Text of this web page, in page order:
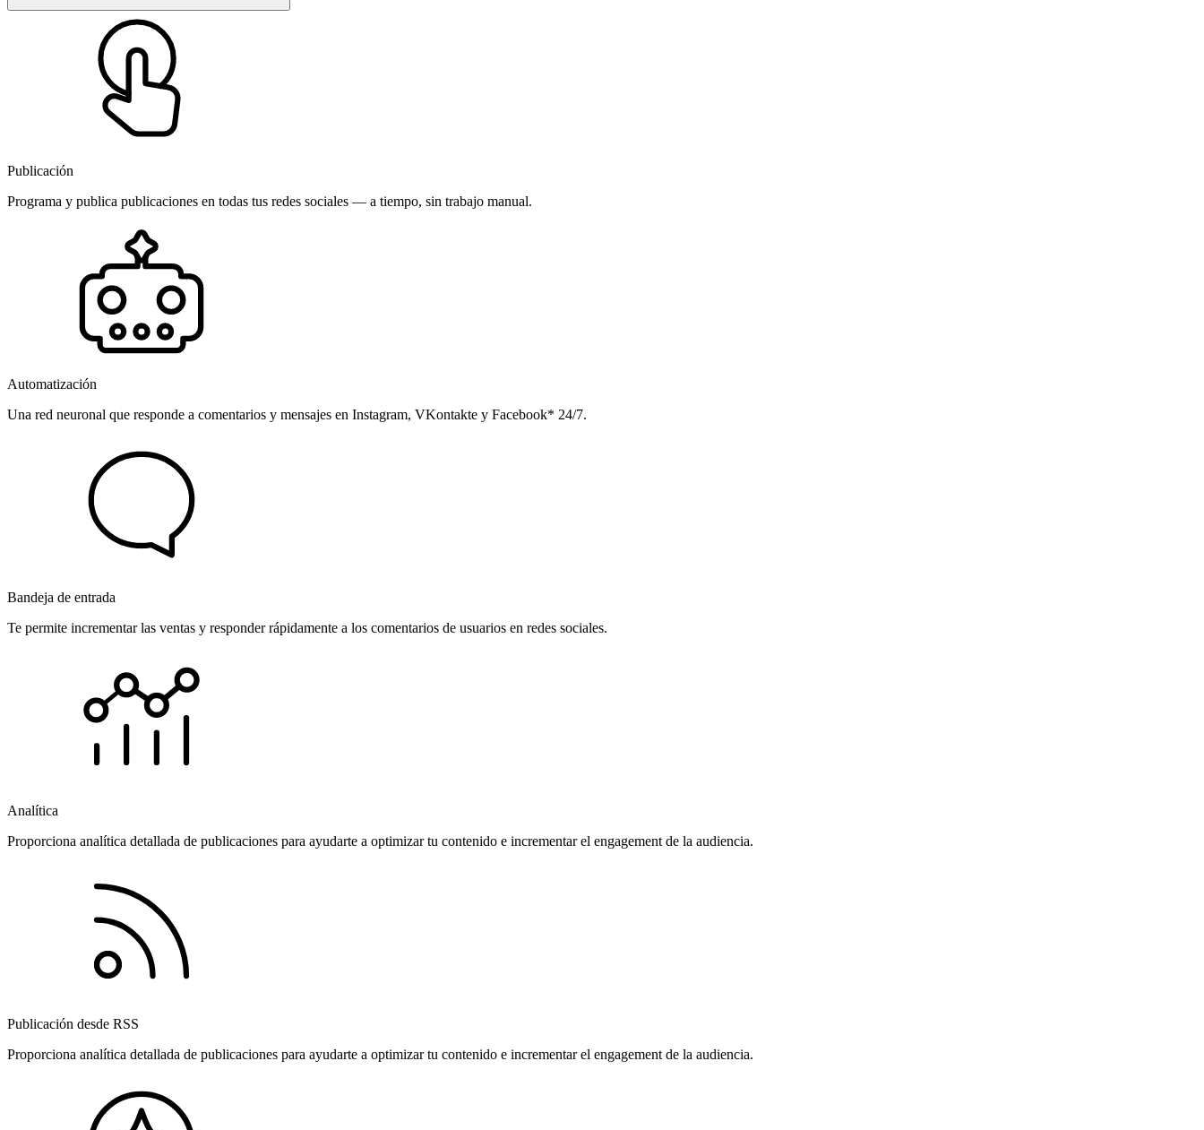
Publicación
Programa y publica publicaciones en todas tus redes sociales — a tiempo, sin trabajo manual.
Automatización
Una red neuronal que responde a comentarios y mensajes en Instagram, VKontakte y Facebook* 24/7.
Bandeja de entrada
Te permite incrementar las ventas y responder rápidamente a los comentarios de usuarios en redes sociales.
Analítica
Proporciona analítica detallada de publicaciones para ayudarte a optimizar tu contenido e incrementar el engagement de la audiencia.
Publicación desde RSS
Proporciona analítica detallada de publicaciones para ayudarte a optimizar tu contenido e incrementar el engagement de la audiencia.